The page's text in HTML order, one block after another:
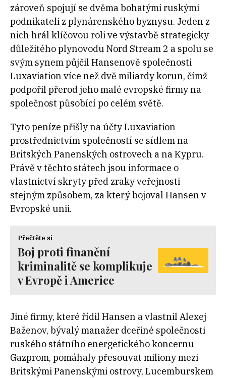
zároveň spojují se dvěma bohatými ruskými
podnikateli z plynárenského byznysu. Jeden z
nich hrál klíčovou roli ve výstavbě strategicky
důležitého plynovodu Nord Stream 2 a spolu se
svým synem půjčil Hansenově společnosti
Luxaviation více než dvě miliardy korun, čímž
podpořil přerod jeho malé evropské firmy na
společnost působící po celém světě.
Tyto peníze přišly na účty Luxaviation
prostřednictvím společností se sídlem na
Britských Panenských ostrovech a na Kypru.
Právě v těchto státech jsou informace o
vlastnictví skryty před zraky veřejnosti
stejným způsobem, za který bojoval Hansen v
Evropské unii.
Přečtěte si
Boj proti finanční
kriminalitě se komplikuje
v Evropě i Americe
Jiné firmy, které řídil Hansen a vlastnil Alexej
Baženov, bývalý manažer dceřiné společnosti
ruského státního energetického koncernu
Gazprom, pomáhaly přesouvat miliony mezi
Britskými Panenskými ostrovy, Lucemburskem